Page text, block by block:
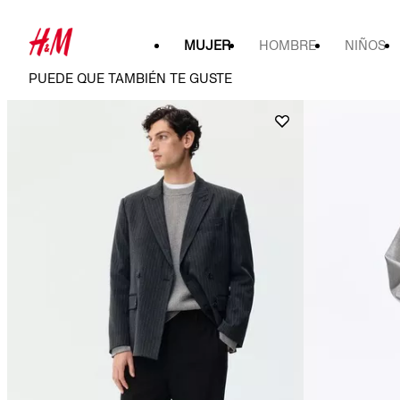
MUJER HOMBRE NIÑOS
PUEDE QUE TAMBIÉN TE GUSTE